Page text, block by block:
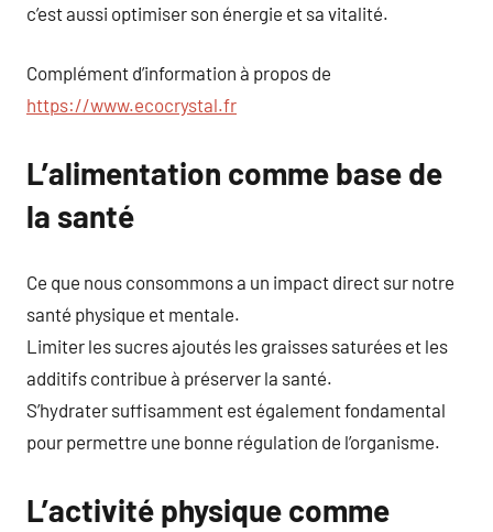
c’est aussi optimiser son énergie et sa vitalité.
Complément d’information à propos de
https://www.ecocrystal.fr
L’alimentation comme base de
la santé
Ce que nous consommons a un impact direct sur notre
santé physique et mentale.
Limiter les sucres ajoutés les graisses saturées et les
additifs contribue à préserver la santé.
S’hydrater suffisamment est également fondamental
pour permettre une bonne régulation de l’organisme.
L’activité physique comme